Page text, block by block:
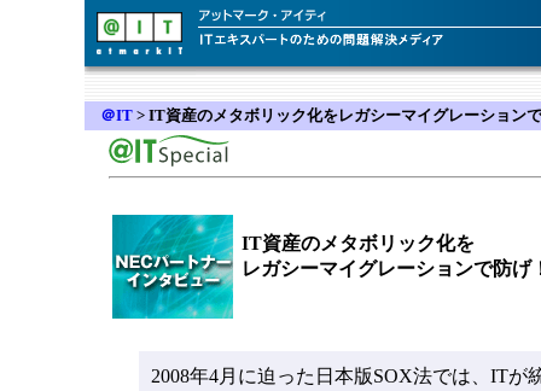
＠IT > IT資産のメタボリック化をレガシーマイグレーション
IT資産のメタボリック化を
レガシーマイグレーションで防げ
2008年4月に迫った日本版SOX法では、ITが